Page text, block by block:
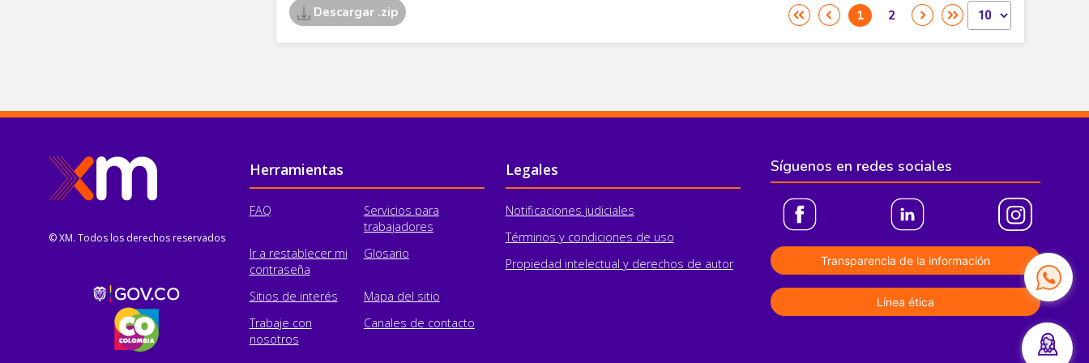
© XM. Todos los derechos reservados
Pie de página
Herramientas
FAQ
Servicios para
trabajadores
Ir a restablecer mi
contraseña
Glosario
Sitios de interés
Mapa del sitio
Trabaje con
nosotros
Canales de contacto
Legales
Notificaciones judiciales
Términos y condiciones de uso
Propiedad intelectual y derechos de autor
Síguenos en redes sociales
Transparencia de la información
Línea ética